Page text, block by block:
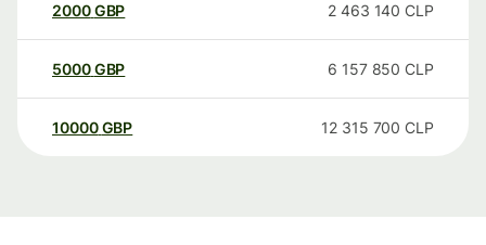
2000GBP 2 463 140 CLP
5000GBP 6 157 850 CLP
10000 GBP 12 315 700 CLP